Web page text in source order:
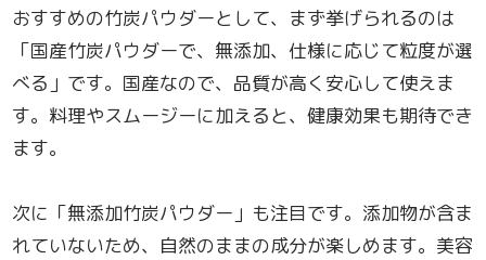
おすすめの竹炭パウダーとして、まず挙げられるのは
「国産竹炭パウダーで、無添加、仕様に応じて粒度が選
べる」です。国産なので、品質が高く安心して使えま
す。料理やスムージーに加えると、健康効果も期待でき
ます。
次に「無添加竹炭パウダー」も注目です。添加物が含ま
れていないため、自然のままの成分が楽しめます。美容